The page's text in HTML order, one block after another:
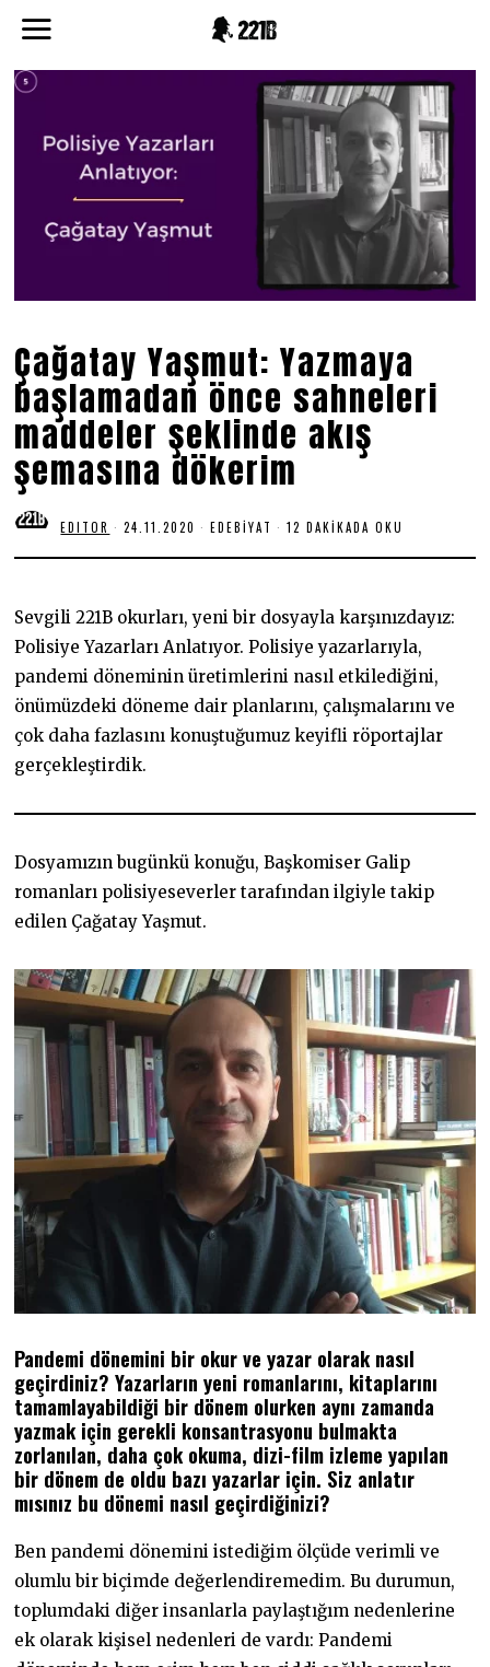
Çağatay Yaşmut: Yazmaya
başlamadan önce sahneleri
maddeler şeklinde akış
şemasına dökerim
EDITOR 24.11.2020 2
.
2
0
2
0
EDEBIYAT 12 DAKIKADA OKU
Sevgili 221B okurları, yeni bir dosyayla karşınızdayız:
Polisiye Yazarları Anlatıyor. Polisiye yazarlarıyla,
pandemi döneminin üretimlerini nasıl etkilediğini,
önümüzdeki döneme dair planlarını, çalışmalarını ve
çok daha fazlasını konuştuğumuz keyifli röportajlar
gerçekleştirdik.
Dosyamızın bugünkü konuğu, Başkomiser Galip
romanları polisiyeseverler tarafından ilgiyle takip
edilen Çağatay Yaşmut.
Pandemi dönemini bir okur ve yazar olarak nasıl
geçirdiniz? Yazarların yeni romanlarını, kitaplarını
tamamlayabildiği bir dönem olurken aynı zamanda
yazmak için gerekli konsantrasyonu bulmakta
zorlanılan, daha çok okuma, dizi-film izleme yapılan
bir dönem de oldu bazı yazarlar için. Siz anlatır
mısınız bu dönemi nasıl geçirdiğinizi?
Ben pandemi dönemini istediğim ölçüde verimli ve
olumlu bir biçimde değerlendiremedim. Bu durumun,
toplumdaki diğer insanlarla paylaştığım nedenlerine
ek olarak kişisel nedenleri de vardı: Pandemi